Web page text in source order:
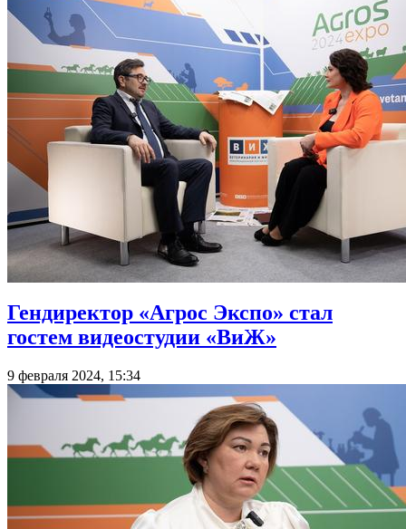
Гендиректор «Агрос Экспо» стал
гостем видеостудии «ВиЖ»
9 февраля 2024, 15:34